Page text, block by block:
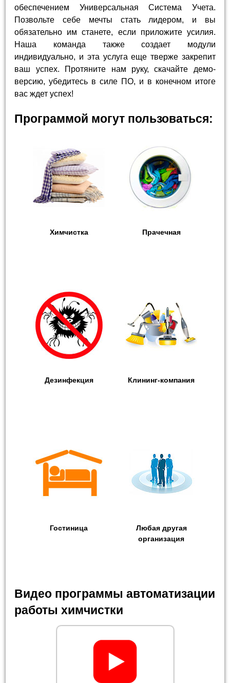
обеспечением Универсальная Система Учета.
Позвольте себе мечты стать лидером, и вы
обязательно им станете, если приложите усилия.
Наша команда также создает модули
индивидуально, и эта услуга еще тверже закрепит
ваш успех. Протяните нам руку, скачайте демо-
версию, убедитесь в силе ПО, и в конечном итоге
вас ждет успех!
Программой могут пользоваться:
Химчистка Прачечная
Дезинфекция Клининг-компания
Гостиница
Любая другая
организация
Видео программы автоматизации
работы химчистки